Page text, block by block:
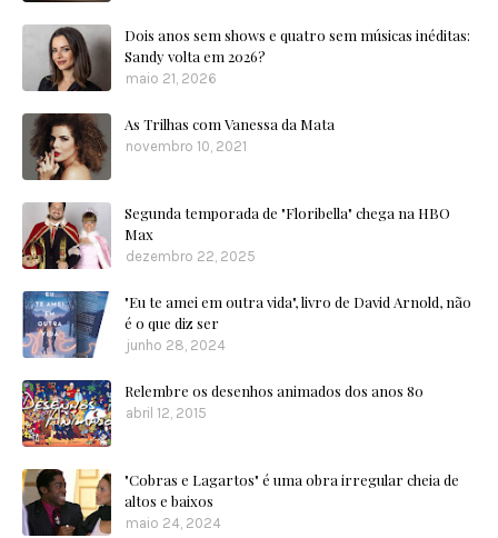
Dois anos sem shows e quatro sem músicas inéditas:
Sandy volta em 2026?
maio 21, 2026
As Trilhas com Vanessa da Mata
novembro 10, 2021
Segunda temporada de "Floribella" chega na HBO
Max
dezembro 22, 2025
"Eu te amei em outra vida", livro de David Arnold, não
é o que diz ser
junho 28, 2024
Relembre os desenhos animados dos anos 80
abril 12, 2015
"Cobras e Lagartos" é uma obra irregular cheia de
altos e baixos
maio 24, 2024